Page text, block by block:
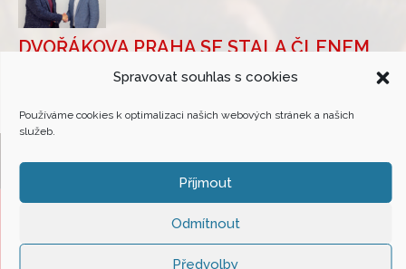
Spravovat souhlas s cookies
Používáme cookies k optimalizaci našich webových stránek a našich
služeb.
Příjmout
Odmítnout
Předvolby
DVOŘÁKOVA PRAHA SE STALA ČLENEM
ASOCIACE HUDEBNÍCH FESTIVALŮ ČR
Asociace hudebních festivalů České Republiky(c) All rights reserved. |
Design & adminAtelier Dokument